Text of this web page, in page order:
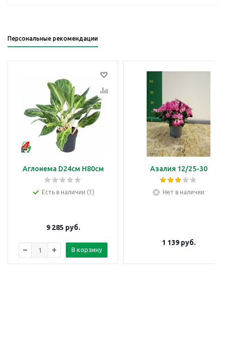
Персональные рекомендации
Аглонема D24см H80см
Есть в наличии (1)
9 285 руб.
В корзину
Азалия 12/25-30
Нет в наличии
1 139руб.